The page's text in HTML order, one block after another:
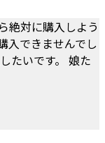
絶対に購入しよう
入できませんでし
たいです。 娘た